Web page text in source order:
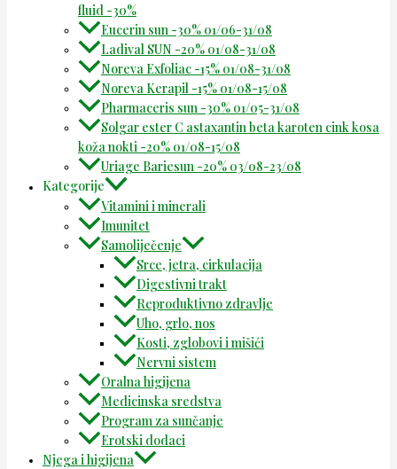
fluid -30%
Eucerin sun -30% 01/06-31/08
Ladival SUN -20% 01/08-31/08
Noreva Exfoliac -15% 01/08-31/08
Noreva Kerapil -15% 01/08-15/08
Pharmaceris sun -30% 01/05-31/08
Solgar ester C astaxantin beta karoten cink kosa
koža nokti -20% 01/08-15/08
Uriage Bariesun -20% 03/08-23/08
Kategorije
Vitamini i minerali
Imunitet
Samoliječenje
Srce, jetra, cirkulacija
Digestivni trakt
Reproduktivno zdravlje
Uho, grlo, nos
Kosti, zglobovi i mišići
Nervni sistem
Oralna higijena
Medicinska sredstva
Program za sunčanje
Erotski dodaci
Njega i higijena